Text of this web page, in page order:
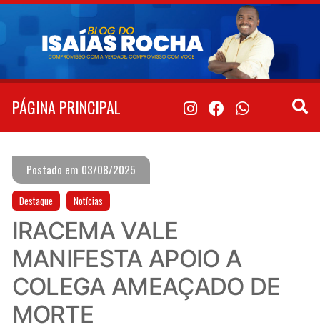
Pular
conteúdo
PÁGINA PRINCIPAL
Postado em 03/08/2025
Destaque Notícias
IRACEMA VALE
MANIFESTA APOIO A
COLEGA AMEAÇADO DE
MORTE